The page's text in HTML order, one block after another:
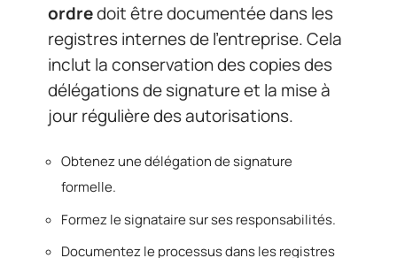
ordredoit être documentée dans les
registres internes de l’entreprise. Cela
inclut la conservation des copies des
délégations de signature et la mise à
jour régulière des autorisations.
Obtenez une délégation de signature
formelle.
Formez le signataire sur ses responsabilités.
Documentez le processus dans les registres